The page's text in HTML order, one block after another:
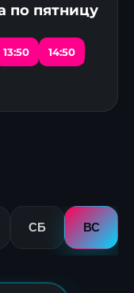
по пятницу
13:50 14:50
СБ ВС